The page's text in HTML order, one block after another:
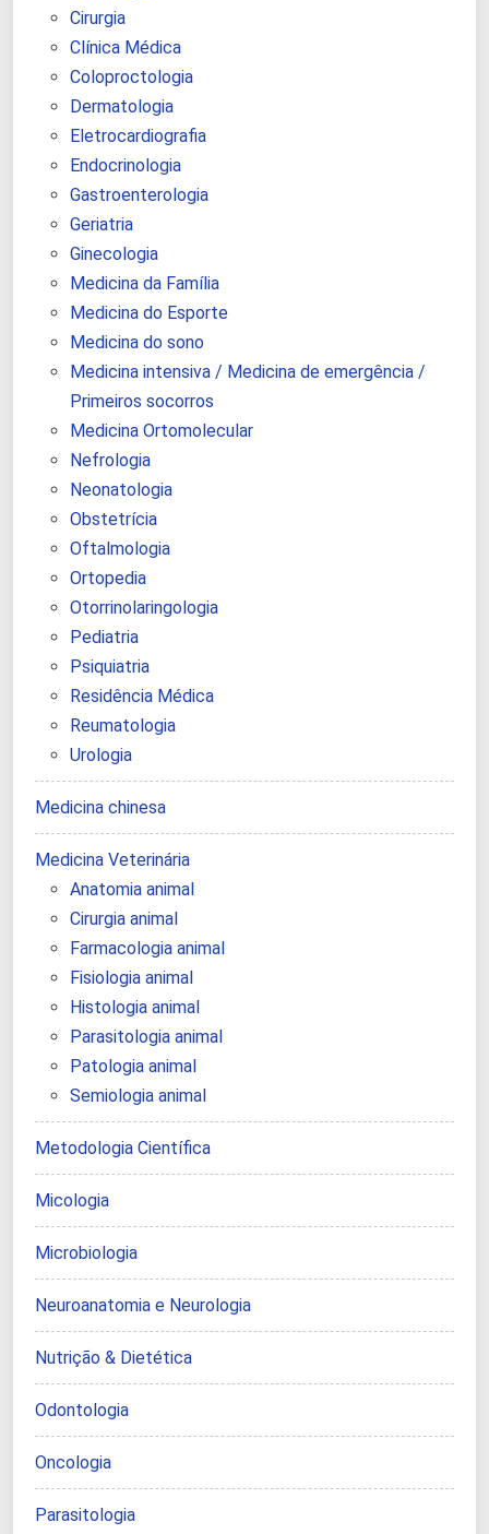
Cirurgia
Clínica Médica
Coloproctologia
Dermatologia
Eletrocardiografia
Endocrinologia
Gastroenterologia
Geriatria
Ginecologia
Medicina da Família
Medicina do Esporte
Medicina do sono
Medicina intensiva / Medicina de emergência /
Primeiros socorros
Medicina Ortomolecular
Nefrologia
Neonatologia
Obstetrícia
Oftalmologia
Ortopedia
Otorrinolaringologia
Pediatria
Psiquiatria
Residência Médica
Reumatologia
Urologia
Medicina chinesa
Medicina Veterinária
Anatomia animal
Cirurgia animal
Farmacologia animal
Fisiologia animal
Histologia animal
Parasitologia animal
Patologia animal
Semiologia animal
Metodologia Científica
Micologia
Microbiologia
Neuroanatomia e Neurologia
Nutrição & Dietética
Odontologia
Oncologia
Parasitologia